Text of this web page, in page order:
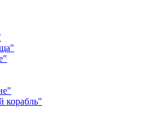
корабль"